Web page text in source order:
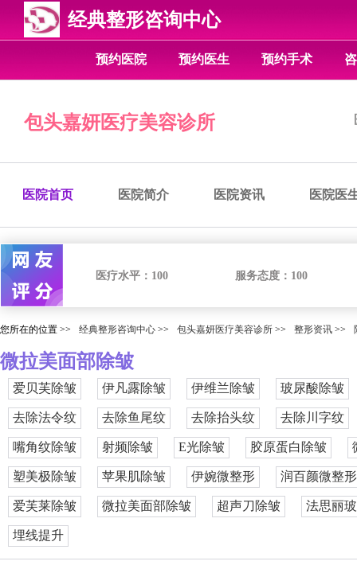
经典整形咨询中心
预约医院 预约医生 预约手术
包头嘉妍医疗美容诊所
医院首页 医院简介 医院资讯 医院医
医疗水平： 100 服务态度： 100
您所在的位置 >> 经典整形咨询中心 >> 包头嘉妍医疗美容诊所 >> 整形资讯 >>
微拉美面部除皱
爱贝芙除皱 伊凡露除皱 伊维兰除皱 玻尿酸除皱
去除法令纹 去除鱼尾纹 去除抬头纹 去除川字纹
嘴角纹除皱 射频除皱 E光除皱 胶原蛋白除皱
塑美极除皱 苹果肌除皱 伊婉微整形 润百颜微整形
爱芙莱除皱 微拉美面部除皱 超声刀除皱 法思丽
埋线提升